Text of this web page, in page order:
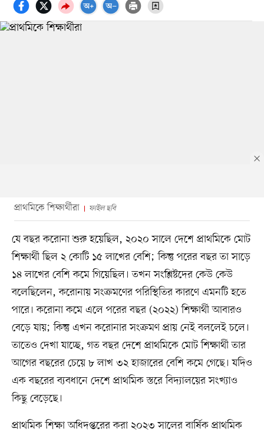
প্রাথমিকে শিক্ষার্থীরা ফাইল ছবি
যে বছর করোনা শুরু হয়েছিল, ২০২০ সালে দেশে প্রাথমিকে মোট
শিক্ষার্থী ছিল ২ কোটি ১৫ লাখের বেশি; কিন্তু পরের বছর তা সাড়ে
১৪ লাখের বেশি কমে গিয়েছিল। তখন সংশ্লিষ্টদের কেউ কেউ
বলেছিলেন, করোনায় সংক্রমণের পরিস্থিতির কারণে এমনটি হতে
পারে। করোনা কমে এলে পরের বছর (২০২২) শিক্ষার্থী আবারও
বেড়ে যায়; কিন্তু এখন করোনার সংক্রমণ প্রায় নেই বললেই চলে।
তাতেও দেখা যাচ্ছে, গত বছর দেশে প্রাথমিকে মোট শিক্ষার্থী তার
আগের বছরের চেয়ে ৮ লাখ ৩২ হাজারের বেশি কমে গেছে। যদিও
এক বছরের ব্যবধানে দেশে প্রাথমিক স্তরে বিদ্যালয়ের সংখ্যাও
কিছু বেড়েছে।
প্রাথমিক শিক্ষা অধিদপ্তরের করা ২০২৩ সালের বার্ষিক প্রাথমিক